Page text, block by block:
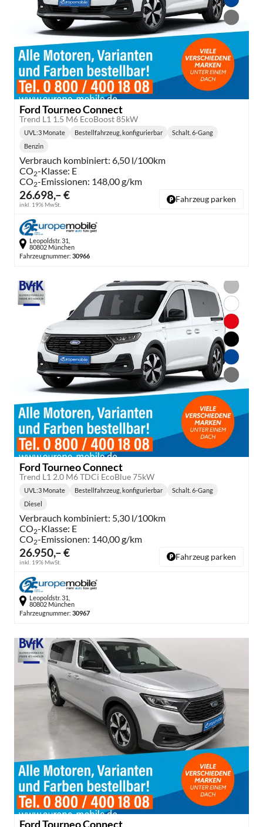
Ford Tourneo Connect
Trend L1 1.5 M6 EcoBoost 85kW
26.698,– €
inkl. 19% MwSt.
UVL :3 Monate Bestellfahrzeug, konfigurierbar
Getriebe:
Schalt. 6-Gang
Benzin
Verbrauch kombiniert: 6,50 l/100km
CO2-Klasse: E
CO2-Emissionen: 148,00 g/km
Fahrzeug parken
Leopoldstr. 31,
80802 München
Fahrzeugnummer: 30966
Ford Tourneo Connect
Trend L1 2.0 M6 TDCi EcoBlue 75kW
26.950,– €
inkl. 19% MwSt.
Lieferzeit:
UVL :3 Monate Bestellfahrzeug, konfigurierbar
Getriebe:
Schalt. 6-Gang
Kraftstoff:
Diesel
Verbrauch kombiniert: 5,30 l/100km
CO2-Klasse: E
CO2-Emissionen: 140,00 g/km
Fahrzeug parken
Leopoldstr. 31,
80802 München
Fahrzeugnummer: 30967
Ford Tourneo Connect